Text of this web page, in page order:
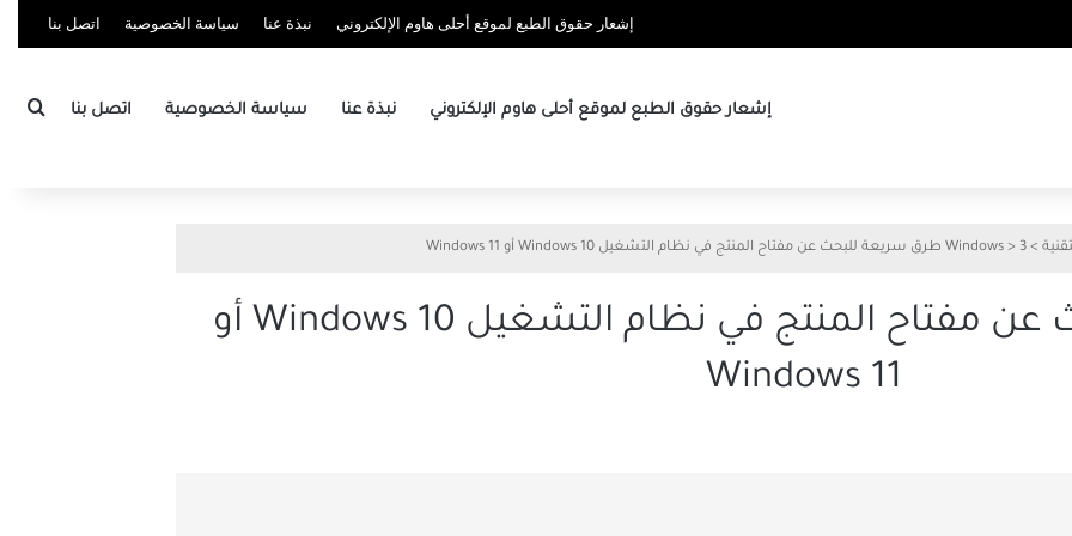
إشعار حقوق الطبع لموقع أحلى هاوم الإلكتروني نبذة عنا سياسة الخصوصية اتصل بنا
إشعار حقوق الطبع لموقع أحلى هاوم الإلكتروني نبذة عنا سياسة الخصوصية اتصل بنا
>
Windows > 3 طرق سريعة للبحث عن مفتاح المنتج في نظام التشغيل Windows 10 أو Windows 11
3 طرق سريعة للبحث عن مفتاح المنتج في نظام التشغيل Windows 10 أو
Windows 11